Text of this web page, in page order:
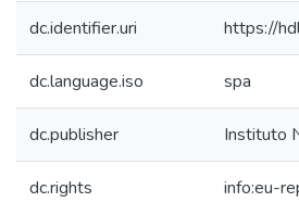
dc.identifier.uri https://
dc.language.iso spa
dc.publisher Instituto
dc.rights info:eu-